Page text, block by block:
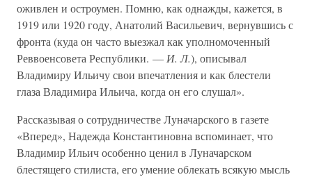
оживлен и остроумен. Помню, как однажды, кажется, в
1919 или 1920 году, Анатолий Васильевич, вернувшись с
фронта (куда он часто выезжал как уполномоченный
Реввоенсовета Республики. — И. Л.), описывал
Владимиру Ильичу свои впечатления и как блестели
глаза Владимира Ильича, когда он его слушал».
Рассказывая о сотрудничестве Луначарского в газете
«Вперед», Надежда Константиновна вспоминает, что
Владимир Ильич особенно ценил в Луначарском
блестящего стилиста, его умение облекать всякую мысль